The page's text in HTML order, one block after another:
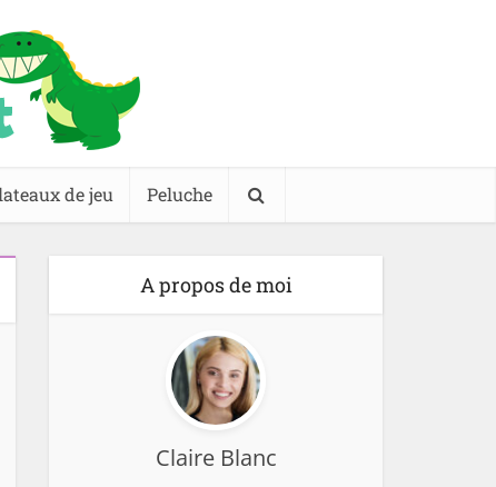
de jeu Peluche
A propos de moi
Claire Blanc